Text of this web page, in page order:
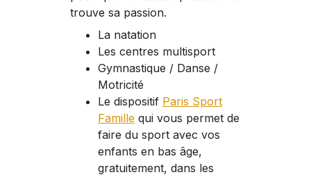
trouve sa passion.
La natation
Les centres multisport
Gymnastique / Danse /
Motricité
Le dispositif Paris Sport
Famille qui vous permet de
faire du sport avec vos
enfants en bas âge,
gratuitement, dans les